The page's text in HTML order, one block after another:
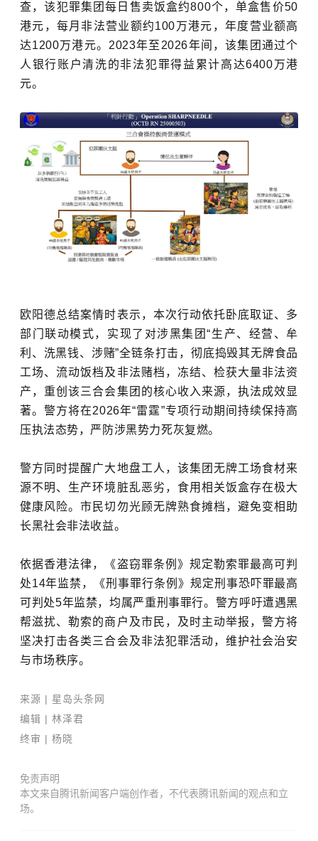
查，该犯罪集团每日售卖饭盒约800个，单盒售价50
港元，每月非法营业额约100万港元，年度营业额高
达1200万港元。2023年至2026年间，该集团通过个
人银行账户清洗的非法犯罪得益累计高达6400万港
元。
欧阳德总结案情时表示，本次行动依托卧底取证、多
部门联动模式，实现了对涉黑集团“生产、经营、牟
利、洗黑钱、涉赌”全链条打击，彻底捣毁其无牌食品
工场、流动饭档及非法赌档，冻结、检获大量非法资
产，重创该三合会集团的核心收入来源，执法成效显
著。警方将在2026年“雷霆”专项行动期间持续保持高
压执法态势，严防涉黑势力死灰复燃。
警方同时提醒广大地盘工人，该集团无牌工场食材来
源不明、生产环境脏乱恶劣，食用相关饭盒存在极大
健康风险。市民切勿光顾无牌熟食摊档，避免变相助
长黑社会非法收益。
依据香港法律，《盗窃罪条例》规定勒索罪最高可判
处14年监禁，《刑事罪行条例》规定刑事恐吓罪最高
可判处5年监禁，均属严重刑事罪行。警方呼吁遭遇黑
帮滋扰、勒索的商户及市民，及时主动举报，警方将
坚决打击各类三合会及非法犯罪活动，维护社会治安
与市场秩序。
来源 | 星岛头条网
编辑 | 林泽君
终审 | 杨晓
免责声明
本文来自腾讯新闻客户端创作者，不代表腾讯新闻的观点和立
场。